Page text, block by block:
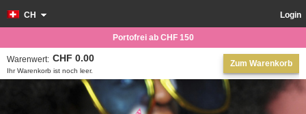
Login
CH
Zum Warenkorb
Ihr Warenkorb ist noch leer.
Warenwert: CHF 0.00
Portofrei ab CHF 150